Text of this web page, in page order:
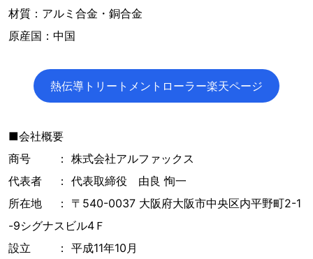
材質：アルミ合金・銅合金
原産国：中国
熱伝導トリートメントローラー楽天ページ
■会社概要
商号 ： 株式会社アルファックス
代表者 ： 代表取締役 由良 恂一
所在地 ： 〒540-0037 大阪府大阪市中央区内平野町2-1
-9シグナスビル4Ｆ
設立 ： 平成11年10月